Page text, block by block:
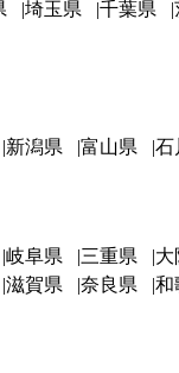
埼玉県 千葉県
新潟県 富山県 石
岐阜県 三重県
大
滋賀県 奈良県 和